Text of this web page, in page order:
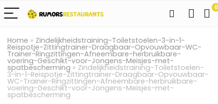
0
Home » Zindelijkheidstraining-Toiletstoelen-3-in-1-
Reispotje-Zittingtrainer-Draagbaar-Opvouwbaar-WC-
Trainer-Ringzittingen-Afneembare-herbruikbare-
voering-Geschikt-voor-Jongens-Meisjes-met-
spatbescherming » Zindelijkheidstraining-Toiletstoelen-
3-in-1-Reispotje-Zittingtrainer-Draagbaar-Opvouwbaar-
WC-Trainer-Ringzittingen-Afneembare-herbruikbare-
voering-Geschikt-voor-Jongens-Meisjes-met-
spatbescherming